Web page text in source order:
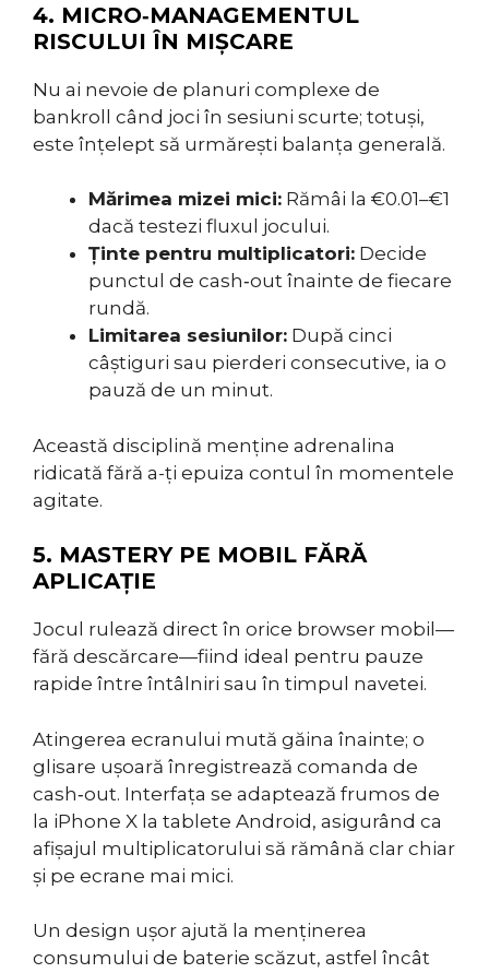
4. MICRO‑MANAGEMENTUL
RISCULUI ÎN MIȘCARE
Nu ai nevoie de planuri complexe de
bankroll când joci în sesiuni scurte; totuși,
este înțelept să urmărești balanța generală.
Mărimea mizei mici: Rămâi la €0.01–€1
dacă testezi fluxul jocului.
Ținte pentru multiplicatori: Decide
punctul de cash‑out înainte de fiecare
rundă.
Limitarea sesiunilor: După cinci
câștiguri sau pierderi consecutive, ia o
pauză de un minut.
Această disciplină menține adrenalina
ridicată fără a-ți epuiza contul în momentele
agitate.
5. MASTERY PE MOBIL FĂRĂ
APLICAȚIE
Jocul rulează direct în orice browser mobil—
fără descărcare—fiind ideal pentru pauze
rapide între întâlniri sau în timpul navetei.
Atingerea ecranului mută găina înainte; o
glisare ușoară înregistrează comanda de
cash‑out. Interfața se adaptează frumos de
la iPhone X la tablete Android, asigurând ca
afișajul multiplicatorului să rămână clar chiar
și pe ecrane mai mici.
Un design ușor ajută la menținerea
consumului de baterie scăzut, astfel încât